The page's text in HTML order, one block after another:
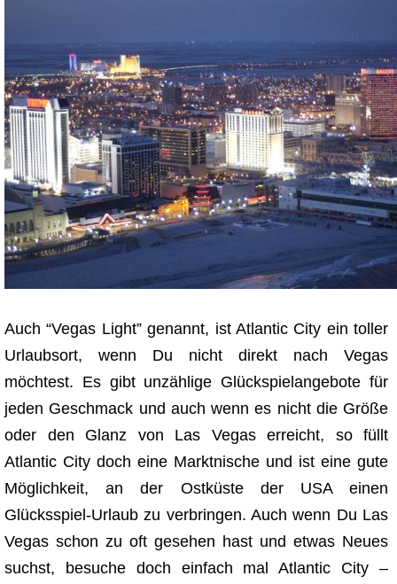
Auch “Vegas Light” genannt, ist Atlantic City ein toller
Urlaubsort, wenn Du nicht direkt nach Vegas
möchtest. Es gibt unzählige Glückspielangebote für
jeden Geschmack und auch wenn es nicht die Größe
oder den Glanz von Las Vegas erreicht, so füllt
Atlantic City doch eine Marktnische und ist eine gute
Möglichkeit, an der Ostküste der USA einen
Glücksspiel-Urlaub zu verbringen. Auch wenn Du Las
Vegas schon zu oft gesehen hast und etwas Neues
suchst, besuche doch einfach mal Atlantic City –